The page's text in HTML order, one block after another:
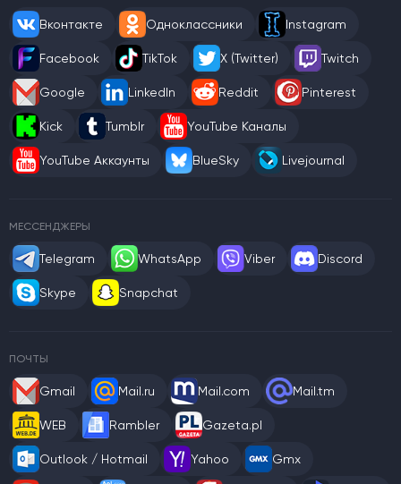
Вконтакте Одноклассники Instagram
Facebook TikTok X (Twitter) Twitch
Google LinkedIn Reddit Pinterest
Kick Tumblr YouTube Каналы
YouTube Аккаунты BlueSky Livejournal
МЕССЕНДЖЕРЫ
Telegram WhatsApp Viber Discord
Skype Snapchat
ПОЧТЫ
Gmail Mail.ru Mail.com Mail.tm
WEB Rambler Gazeta.pl
Outlook / Hotmail Yahoo Gmx